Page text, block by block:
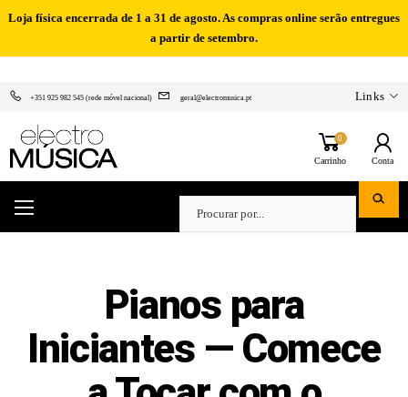
Loja física encerrada de 1 a 31 de agosto. As compras online serão entregues
a partir de setembro.
+351 925 982 545 (rede móvel nacional) geral@electromusica.pt Links
0
Carrinho Conta
Pianos para
Iniciantes — Comece